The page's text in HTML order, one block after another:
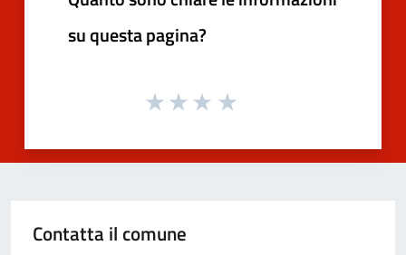
su questa pagina?
Contatta il comune